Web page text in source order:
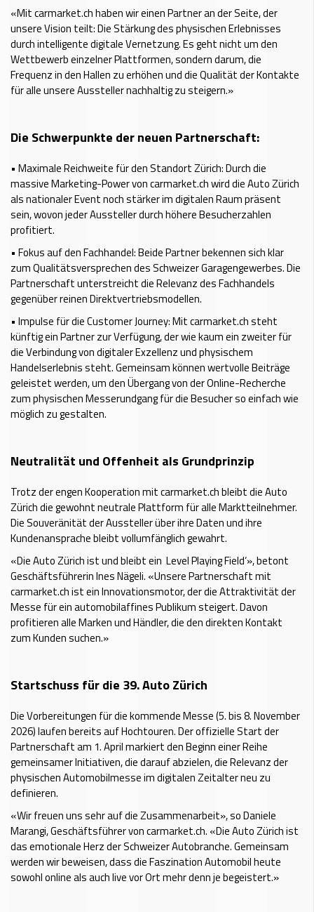
«Mit carmarket.ch haben wir einen Partner an der Seite, der
unsere Vision teilt: Die Stärkung des physischen Erlebnisses
durch intelligente digitale Vernetzung. Es geht nicht um den
Wettbewerb einzelner Plattformen, sondern darum, die
Frequenz in den Hallen zu erhöhen und die Qualität der Kontakte
für alle unsere Aussteller nachhaltig zu steigern.»
Die Schwerpunkte der neuen Partnerschaft:
• Maximale Reichweite für den Standort Zürich: Durch die
massive Marketing-Power von carmarket.ch wird die Auto Zürich
als nationaler Event noch stärker im digitalen Raum präsent
sein, wovon jeder Aussteller durch höhere Besucherzahlen
profitiert.
• Fokus auf den Fachhandel: Beide Partner bekennen sich klar
zum Qualitätsversprechen des Schweizer Garagengewerbes. Die
Partnerschaft unterstreicht die Relevanz des Fachhandels
gegenüber reinen Direktvertriebsmodellen.
• Impulse für die Customer Journey: Mit carmarket.ch steht
künftig ein Partner zur Verfügung, der wie kaum ein zweiter für
die Verbindung von digitaler Exzellenz und physischem
Handelserlebnis steht. Gemeinsam können wertvolle Beiträge
geleistet werden, um den Übergang von der Online-Recherche
zum physischen Messerundgang für die Besucher so einfach wie
möglich zu gestalten.
Neutralität und Offenheit als Grundprinzip
Trotz der engen Kooperation mit carmarket.ch bleibt die Auto
Zürich die gewohnt neutrale Plattform für alle Marktteilnehmer.
Die Souveränität der Aussteller über ihre Daten und ihre
Kundenansprache bleibt vollumfänglich gewahrt.
«Die Auto Zürich ist und bleibt ein ‚Level Playing Field‘», betont
Geschäftsführerin Ines Nägeli. «Unsere Partnerschaft mit
carmarket.ch ist ein Innovationsmotor, der die Attraktivität der
Messe für ein automobilaffines Publikum steigert. Davon
profitieren alle Marken und Händler, die den direkten Kontakt
zum Kunden suchen.»
Startschuss für die 39. Auto Zürich
Die Vorbereitungen für die kommende Messe (5. bis 8. November
2026) laufen bereits auf Hochtouren. Der offizielle Start der
Partnerschaft am 1. April markiert den Beginn einer Reihe
gemeinsamer Initiativen, die darauf abzielen, die Relevanz der
physischen Automobilmesse im digitalen Zeitalter neu zu
definieren.
«Wir freuen uns sehr auf die Zusammenarbeit», so Daniele
Marangi, Geschäftsführer von carmarket.ch. «Die Auto Zürich ist
das emotionale Herz der Schweizer Autobranche. Gemeinsam
werden wir beweisen, dass die Faszination Automobil heute
sowohl online als auch live vor Ort mehr denn je begeistert.»